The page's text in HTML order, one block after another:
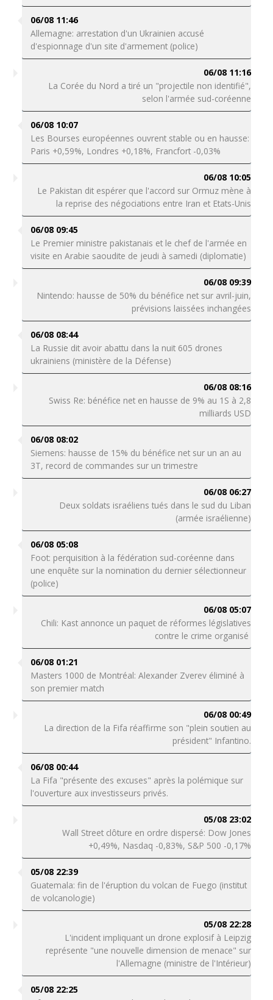
06/08 11:46
Allemagne: arrestation d'un Ukrainien accusé
d'espionnage d'un site d'armement (police)
06/08 11:16
La Corée du Nord a tiré un "projectile non identifié",
selon l'armée sud-coréenne
06/08 10:07
Les Bourses européennes ouvrent stable ou en hausse:
Paris +0,59%, Londres +0,18%, Francfort -0,03%
06/08 10:05
Le Pakistan dit espérer que l'accord sur Ormuz mène à
la reprise des négociations entre Iran et Etats-Unis
06/08 09:45
Le Premier ministre pakistanais et le chef de l'armée en
visite en Arabie saoudite de jeudi à samedi (diplomatie)
06/08 09:39
Nintendo: hausse de 50% du bénéfice net sur avril-juin,
prévisions laissées inchangées
06/08 08:44
La Russie dit avoir abattu dans la nuit 605 drones
ukrainiens (ministère de la Défense)
06/08 08:16
Swiss Re: bénéfice net en hausse de 9% au 1S à 2,8
milliards USD
06/08 08:02
Siemens: hausse de 15% du bénéfice net sur un an au
3T, record de commandes sur un trimestre
06/08 06:27
Deux soldats israéliens tués dans le sud du Liban
(armée israélienne)
06/08 05:08
Foot: perquisition à la fédération sud-coréenne dans
une enquête sur la nomination du dernier sélectionneur
(police)
06/08 05:07
Chili: Kast annonce un paquet de réformes législatives
contre le crime organisé
06/08 01:21
Masters 1000 de Montréal: Alexander Zverev éliminé à
son premier match
06/08 00:49
La direction de la Fifa réaffirme son "plein soutien au
président" Infantino.
06/08 00:44
La Fifa "présente des excuses" après la polémique sur
l'ouverture aux investisseurs privés.
05/08 23:02
Wall Street clôture en ordre dispersé: Dow Jones
+0,49%, Nasdaq -0,83%, S&P 500 -0,17%
05/08 22:39
Guatemala: fin de l'éruption du volcan de Fuego (institut
de volcanologie)
05/08 22:28
L'incident impliquant un drone explosif à Leipzig
représente "une nouvelle dimension de menace" sur
l'Allemagne (ministre de l'Intérieur)
05/08 22:25